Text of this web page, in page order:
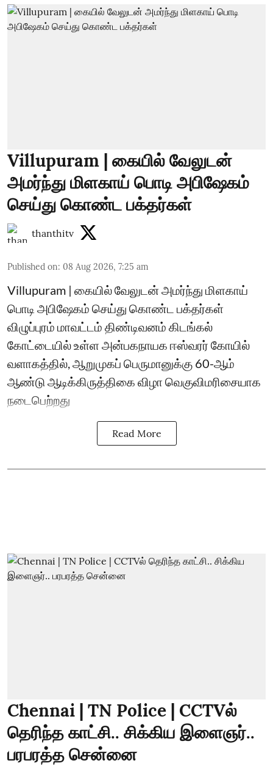
Villupuram | கையில் வேலுடன்
அமர்ந்து மிளகாய் பொடி அபிஷேகம்
செய்து கொண்ட பக்தர்கள்
thanthitv
Published on: 08 Aug 2026, 7:25 am
Villupuram | கையில் வேலுடன் அமர்ந்து மிளகாய்
பொடி அபிஷேகம் செய்து கொண்ட பக்தர்கள்
விழுப்புரம் மாவட்டம் திண்டிவனம் கிடங்கல்
கோட்டையில் உள்ள அன்பகநாயக ஈஸ்வரர் கோயில்
வளாகத்தில், ஆறுமுகப் பெருமானுக்கு 60-ஆம்
ஆண்டு ஆடிக்கிருத்திகை விழா வெகுவிமரிசையாக
நடைபெற்றது
Read More
Chennai | TN Police | CCTVல்
தெரிந்த காட்சி.. சிக்கிய இளைஞர்..
பரபரத்த சென்னை